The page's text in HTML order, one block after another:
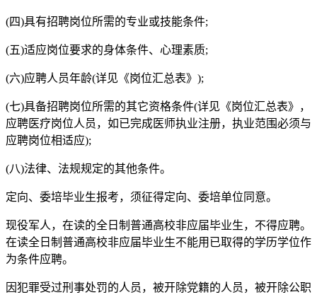
(四)具有招聘岗位所需的专业或技能条件;
(五)适应岗位要求的身体条件、心理素质;
(六)应聘人员年龄(详见《岗位汇总表》);
(七)具备招聘岗位所需的其它资格条件(详见《岗位汇总表》，
应聘医疗岗位人员，如已完成医师执业注册，执业范围必须与
应聘岗位相适应);
(八)法律、法规规定的其他条件。
定向、委培毕业生报考，须征得定向、委培单位同意。
现役军人，在读的全日制普通高校非应届毕业生，不得应聘。
在读全日制普通高校非应届毕业生不能用已取得的学历学位作
为条件应聘。
因犯罪受过刑事处罚的人员，被开除党籍的人员，被开除公职